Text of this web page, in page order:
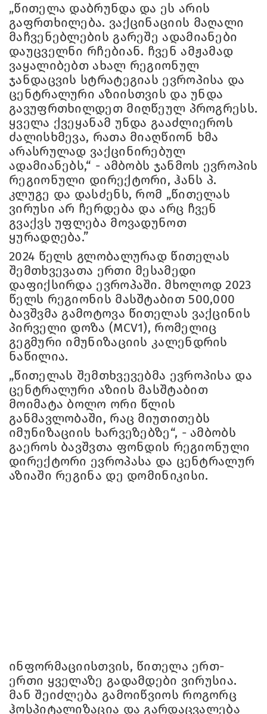
„წითელა დაბრუნდა და ეს არის
გაფრთხილება. ვაქცინაციის მაღალი
მაჩვენებლების გარეშე ადამიანები
დაუცველნი რჩებიან. ჩვენ ამჟამად
ვაყალიბებთ ახალ რეგიონულ
ჯანდაცვის სტრატეგიას ევროპისა და
ცენტრალური აზიისთვის და უნდა
გავუფრთხილდეთ მიღწეულ პროგრესს.
ყველა ქვეყანამ უნდა გააძლიეროს
ძალისხმევა, რათა მიაღწიონ ხმა
არასრულად ვაქცინირებულ
ადამიანებს,“ - ამბობს ჯანმოს ევროპის
რეგიონული დირექტორი, ჰანს პ.
კლუგე და დასძენს, რომ „წითელას
ვირუსი არ ჩერდება და არც ჩვენ
გვაქვს უფლება მოვადუნოთ
ყურადღება.”
2024 წელს გლობალურად წითელას
შემთხვევათა ერთი მესამედი
დაფიქსირდა ევროპაში. მხოლოდ 2023
წელს რეგიონის მასშტაბით 500,000
ბავშვმა გამოტოვა წითელას ვაქცინის
პირველი დოზა (MCV1), რომელიც
გეგმური იმუნიზაციის კალენდრის
ნაწილია.
„წითელას შემთხვევებმა ევროპისა და
ცენტრალური აზიის მასშტაბით
მოიმატა ბოლო ორი წლის
განმავლობაში, რაც მიუთითებს
იმუნიზაციის ხარვეზებზე“, - ამბობს
გაეროს ბავშვთა ფონდის რეგიონული
დირექტორი ევროპასა და ცენტრალურ
აზიაში რეგინა დე დომინიკისი.
ინფორმაციისთვის, წითელა ერთ-
ერთი ყველაზე გადამდები ვირუსია.
მან შეიძლება გამოიწვიოს როგორც
ჰოსპიტალიზაცია და გარდაცვალება